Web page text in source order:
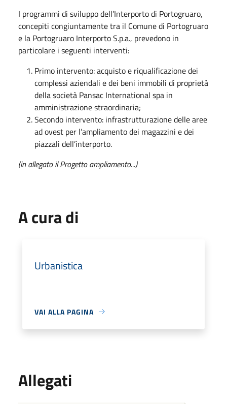
I programmi di sviluppo dell’Interporto di Portogruaro,
concepiti congiuntamente tra il Comune di Portogruaro
e la Portogruaro Interporto S.p.a., prevedono in
particolare i seguenti interventi:
Primo intervento: acquisto e riqualificazione dei
complessi aziendali e dei beni immobili di proprietà
della società Pansac International spa in
amministrazione straordinaria;
Secondo intervento: infrastrutturazione delle aree
ad ovest per l’ampliamento dei magazzini e dei
piazzali dell’interporto.
(in allegato il Progetto ampliamento...)
A cura di
Urbanistica
VAI ALLA PAGINA
Allegati